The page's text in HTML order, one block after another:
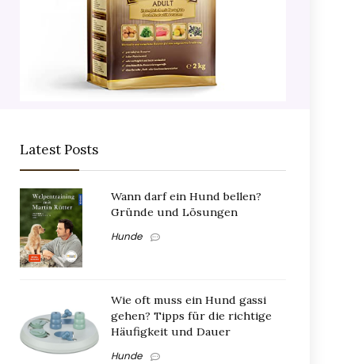
Latest Posts
Wann darf ein Hund bellen?
Gründe und Lösungen
Hunde
Wie oft muss ein Hund gassi
gehen? Tipps für die richtige
Häufigkeit und Dauer
Hunde